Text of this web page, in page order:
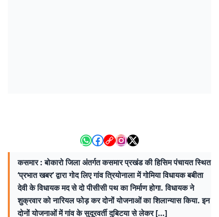
कसमार : बोकारो जिला अंतर्गत कसमार प्रखंड की हिसिम पंचायत स्थित
‘प्रभात खबर’ द्वारा गोद लिए गांव त्रियोनाला में गोमिया विधायक बबीता
देवी के विधायक मद से दो पीसीसी पथ का निर्माण होगा. विधायक ने
शुक्रवार को नारियल फोड़ कर दोनों योजनाओं का शिलान्यास किया. इन
दोनों योजनाओं में गांव के सुदूरवर्ती दुबिटया से लेकर […]